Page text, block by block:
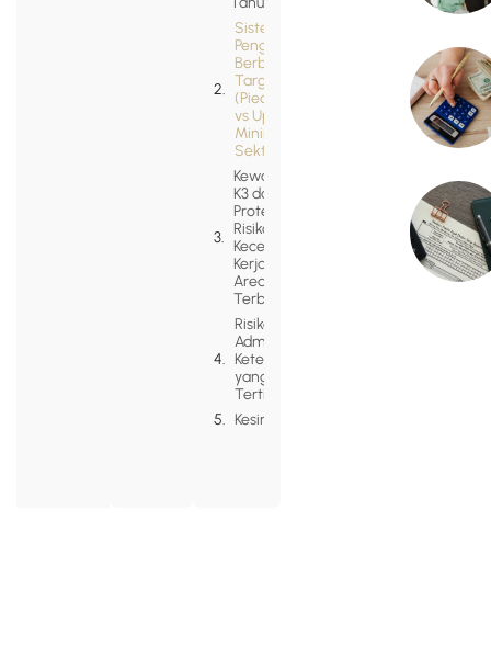
Sistem
Pengupahan
Berbasis
Target
(Piece Rate)
vs Upah
Minimum
Sektoral
Kewajiban
K3 dan
Proteksi
Risiko
Kecelakaan
Kerja di
Area
Terbuka
Risiko PHI Akibat
Administrasi
Ketenagakerjaan
yang Tidak
Tertib
Kesimpulan